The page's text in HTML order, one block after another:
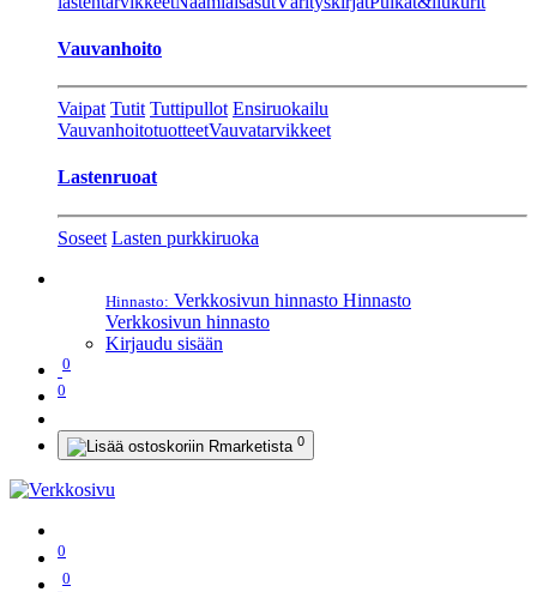
Vauvanhoito
Vaipat Tutit Tuttipullot Ensiruokailu
VauvanhoitotuotteetVauvatarvikkeet
Lastenruoat
Soseet Lasten purkkiruoka
Hinnasto: Verkkosivun hinnasto Hinnasto
Verkkosivun hinnasto
Kirjaudu sisään
0
0
0
0
0